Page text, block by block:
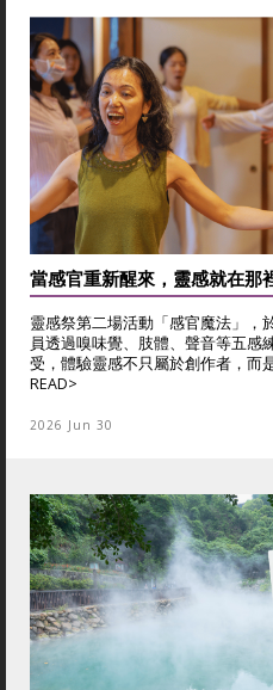
當感官重新醒來，靈感就在那
靈感祭第二場活動「感官魔法」，
員透過嗅味覺、肢體、聲音等五感
受，體驗靈感不只屬於創作者，而
READ>
2026 Jun 30